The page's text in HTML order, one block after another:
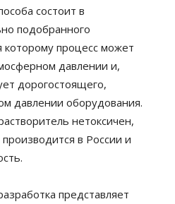
состоит в
подобранного
которому процесс может
давлении и,
дорогостоящего,
давлении оборудования.
нетоксичен,
в России и
представляет